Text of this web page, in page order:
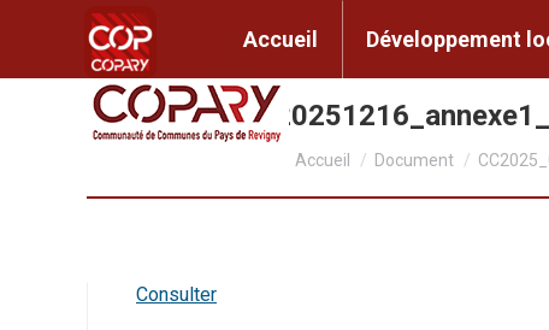
Accueil
Accueil Document
Consulter
Accueil Développement